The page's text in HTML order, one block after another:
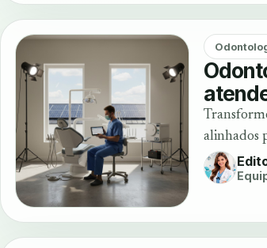
alinhados